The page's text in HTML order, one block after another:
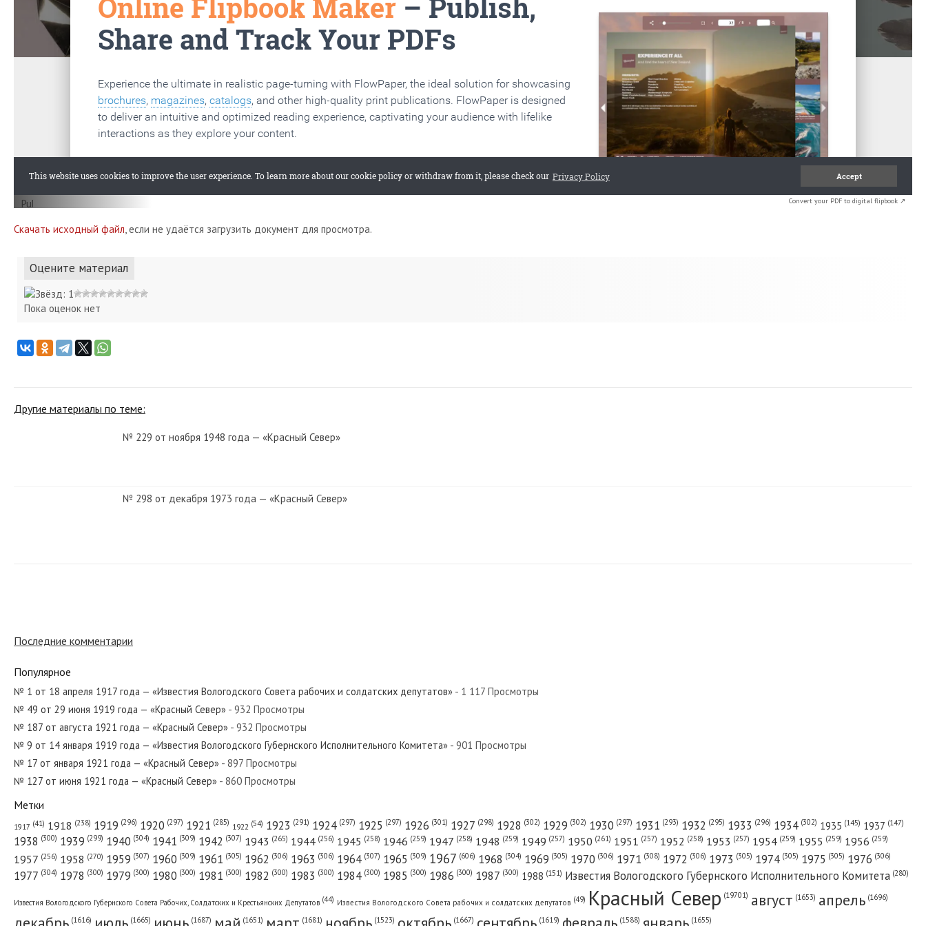
Convert your PDF to digital flipbook ↗
Скачать исходный файл, если не удаётся загрузить документ для просмотра.
Оцените материал
Пока оценок нет
Другие материалы по теме:
№ 229 от ноября 1948 года — «Красный Север»
№ 298 от декабря 1973 года — «Красный Север»
№ 74 от апреля 1955 года — «Красный Север»
№ 164 от июля 1926 года — «Красный Север»
Последние комментарии
Популярное
№ 1 от 18 апреля 1917 года — «Известия Вологодского Совета рабочих и солдатских депутатов» - 1 117 Просмотры
№ 49 от 29 июня 1919 года — «Красный Север» - 932 Просмотры
№ 187 от августа 1921 года — «Красный Север» - 932 Просмотры
№ 9 от 14 января 1919 года — «Известия Вологодского Губернского Исполнительного Комитета» - 901 Просмотры
№ 17 от января 1921 года — «Красный Север» - 897 Просмотры
№ 127 от июня 1921 года — «Красный Север» - 860 Просмотры
Метки
1917 (41) 1918 (238) 1919 (296) 1920 (297) 1921 (285) 1922 (54) 1923 (291) 1924 (297) 1925 (297) 1926 (301) 1927 (298) 1928 (302) 1929 (302) 1930 (297) 1931 (293) 1932 (295) 1933 (296) 1934 (302) 1935 (145) 1937 (147)
1938 (300) 1939 (299) 1940 (304) 1941 (309) 1942 (307) 1943 (265) 1944 (256) 1945 (258) 1946 (259) 1947 (258) 1948 (259) 1949 (257) 1950 (261) 1951 (257) 1952 (258) 1953 (257) 1954 (259) 1955 (259) 1956 (259)
1957 (256) 1958 (270) 1959 (307) 1960 (309) 1961 (305) 1962 (306) 1963 (306) 1964 (307) 1965 (309) 1967 (606) 1968 (304) 1969 (305) 1970 (306) 1971 (308) 1972 (306) 1973 (305) 1974 (305) 1975 (305) 1976 (306)
1977 (304) 1978 (300) 1979 (300) 1980 (300) 1981 (300) 1982 (300) 1983 (300) 1984 (300) 1985 (300) 1986 (300) 1987 (300) 1988 (151) Известия Вологодского Губернского Исполнительного Комитета (280)
Известия Вологодского Губернского Совета Рабочих, Солдатских и Крестьянских Депутатов (44) Известия Вологодского Совета рабочих и солдатских депутатов (49) Красный Cевер (19701) август (1653) апрель (1696)
(1616) (1665) (1687) (1651) (1681) (1523) (1667) (1619) (1588) (1655)